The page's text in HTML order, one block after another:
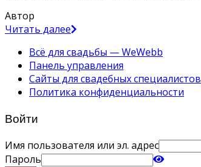
Автор
Читать далее
Всё для свадьбы — WeWebb
Панель управления
Сайты для свадебных специалистов
Политика конфиденциальности
Войти
Имя пользователя или эл. адрес
Пароль